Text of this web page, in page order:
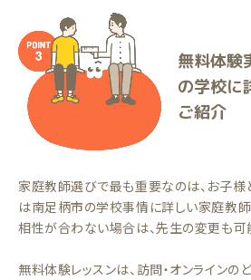
無料体験
の学校に
ご紹介
家庭教師選びで最も重要なのは、お子様
は南足柄市の学校事情に詳しい家庭教師
相性が合わない場合は、先生の変更も可
無料体験レッスンは、訪問・オンラインの